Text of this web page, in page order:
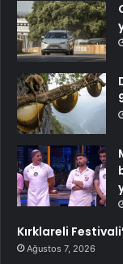
Kırklareli
Ağustos 7, 2026